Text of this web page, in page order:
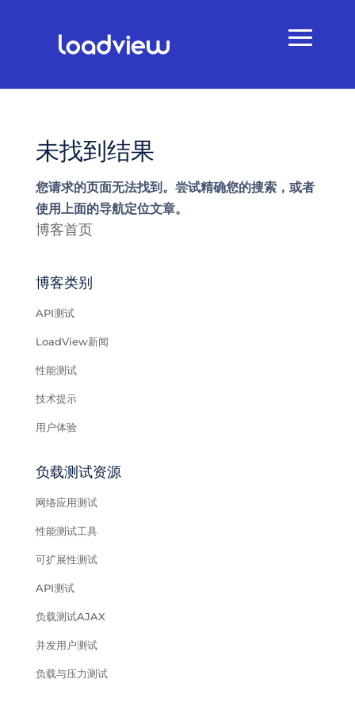
未找到结果
您请求的页面无法找到。尝试精确您的搜索，或者
使用上面的导航定位文章。
博客首页
博客类别
API测试
LoadView新闻
性能测试
技术提示
用户体验
负载测试资源
网络应用测试
性能测试工具
可扩展性测试
API测试
负载测试AJAX
并发用户测试
负载与压力测试